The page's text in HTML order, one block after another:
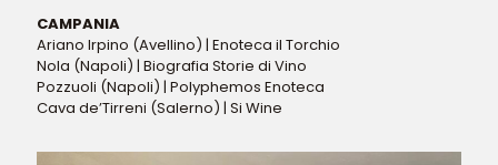
CAMPANIA
Ariano Irpino (Avellino) | Enoteca il Torchio
Nola (Napoli) | Biografia Storie di Vino
Pozzuoli (Napoli) | Polyphemos Enoteca
Cava de’Tirreni (Salerno) | Si Wine